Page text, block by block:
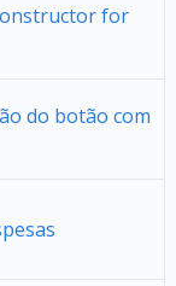
for
do botão com